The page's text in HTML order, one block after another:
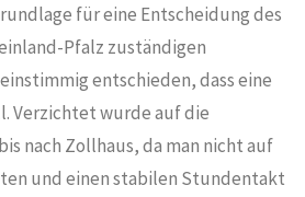
für eine Entscheidung des
Pfalz zuständigen
entschieden, dass eine
Verzichtet wurde auf die
nach Zollhaus, da man nicht auf
und einen stabilen Stundentakt